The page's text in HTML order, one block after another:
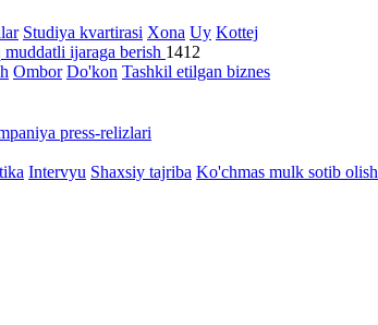
Studiya kvartirasi Xona Uy Kottej
ijaraga berish 1412
Ombor Do'kon Tashkil etilgan biznes
press-relizlari
Intervyu Shaxsiy tajriba Ko'chmas mulk sotib olish